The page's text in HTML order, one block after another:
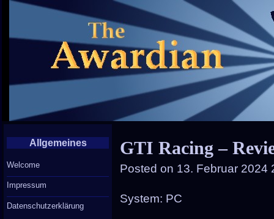
GTI Racing –
Posted on 13. Februar 2024
System: PC
Allgemeines
Welcome
Impressum
Datenschutzerklärung